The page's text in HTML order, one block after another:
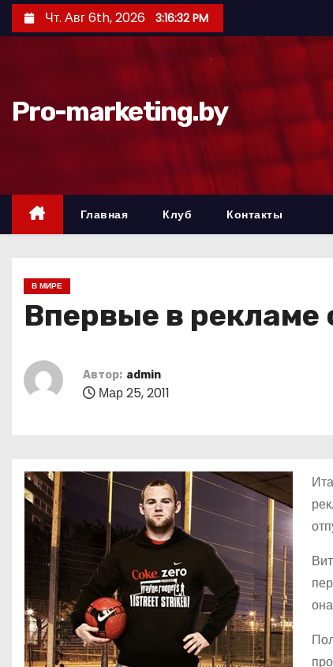
е
д
Чт. Авг 6th, 2026 3:16:33 PM
Pro-marketing.by
Главная Клуб Контакты
В МИРЕ
Впервые в рекламе
Автор: admin
Мар 25, 2011